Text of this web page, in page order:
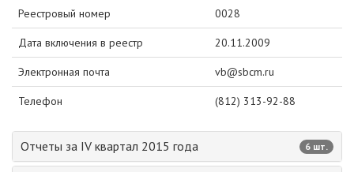
Реестровый номер 0028
Дата включения в реестр 20.11.2009
Электронная почта vb@sbcm.ru
Телефон (812) 313-92-88
Отчеты за IV квартал 2015 года 6 шт.